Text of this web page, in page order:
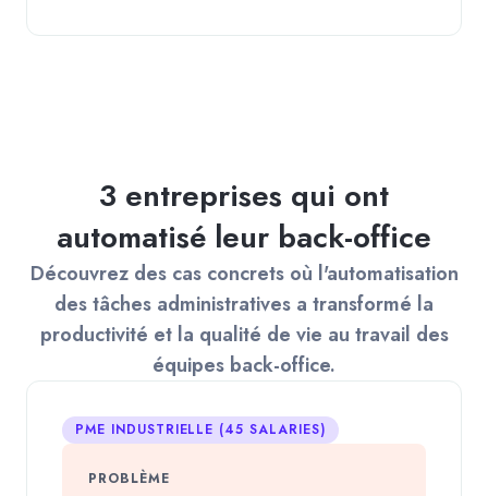
3 entreprises qui ont
automatisé leur back-office
Découvrez des cas concrets où l'automatisation
des tâches administratives a transformé la
productivité et la qualité de vie au travail des
équipes back-office.
PME INDUSTRIELLE (45 SALARIES)
PROBLÈME